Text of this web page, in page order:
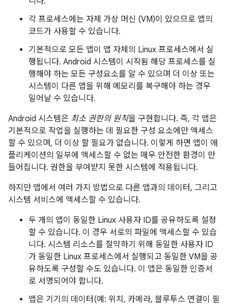
각 프로세스에는 자체 가상 머신 (VM)이 있으므로 앱의
코드가 사용할 수 있습니다.
기본적으로 모든 앱이 앱 자체의 Linux 프로세스에서 실
행됩니다. Android 시스템이 시작됨 해당 프로세스를 실
행해야 하는 모든 구성요소를 알 수 있으며 더 이상 또는
시스템이 다른 앱을 위해 메모리를 복구해야 하는 경우
일어날 수 있습니다.
Android 시스템은 최소 권한의 원칙을 구현합니다. 즉, 각 앱은
기본적으로 작업을 실행하는 데 필요한 구성 요소에만 액세스
할 수 있으며, 더 이상 할 필요가 없습니다. 이렇게 하면 앱이 애
플리케이션의 일부에 액세스할 수 없는 매우 안전한 환경이 만
들어집니다. 권한을 부여받지 못한 시스템에 적용됩니다.
하지만 앱에서 여러 가지 방법으로 다른 앱과의 데이터, 그리고
시스템 서비스에 액세스할 수 있습니다.
두 개의 앱이 동일한 Linux 사용자 ID를 공유하도록 설정
할 수 있습니다. 이 경우 서로의 파일에 액세스할 수 있습
니다. 시스템 리소스를 절약하기 위해 동일한 사용자 ID
가 동일한 Linux 프로세스에서 실행되고 동일한 VM을 공
유하도록 구성할 수도 있습니다. 이 앱은 동일한 인증서
로 서명되어야 합니다.
앱은 기기의 데이터(예: 위치, 카메라, 블루투스 연결이 필